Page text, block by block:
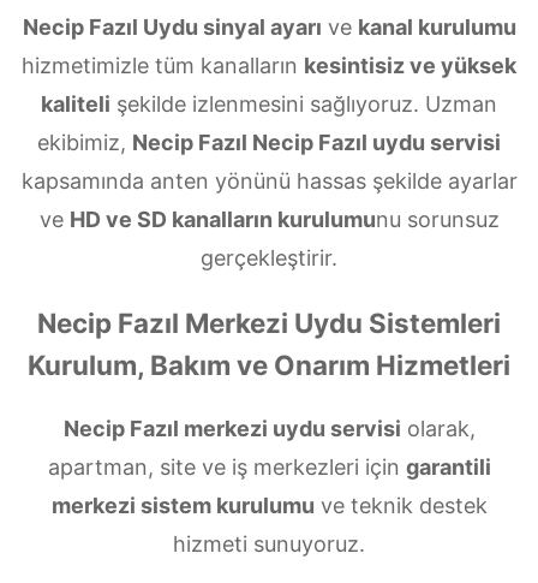
Necip Fazıl Uydu sinyal ayarı ve kanal kurulumu
hizmetimizle tüm kanalların kesintisiz ve yüksek
kaliteli şekilde izlenmesini sağlıyoruz. Uzman
ekibimiz, Necip Fazıl Necip Fazıl uydu servisi
kapsamında anten yönünü hassas şekilde ayarlar
ve HD ve SD kanalların kurulumunu sorunsuz
gerçekleştirir.
Necip Fazıl Merkezi Uydu Sistemleri
Kurulum, Bakım ve Onarım Hizmetleri
Necip Fazıl merkezi uydu servisi olarak,
apartman, site ve iş merkezleri için garantili
merkezi sistem kurulumu ve teknik destek
hizmeti sunuyoruz.